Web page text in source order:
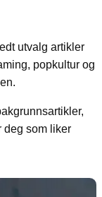
utvalg artikler
popkultur og
deg som liker